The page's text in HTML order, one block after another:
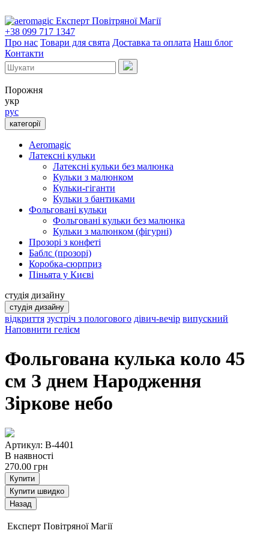
Експерт Повітряної Магії
+38 099 717 1347
Про нас Товари для свята Доставка та оплата Наш блог
Контакти
Порожня
укр
рус
категорії
Aeromagic
Латексні кульки
Латексні кульки без малюнка
Кульки з малюнком
Кульки-гіганти
Кульки з бантиками
Фольговані кульки
Фольговані кульки без малюнка
Кульки з малюнком (фігурні)
Прозорі з конфеті
Баблс (прозорі)
Коробка-сюрприз
Піньята у Києві
студія дизайну
студія дизайну
відкриття зустріч з пологового дівич-вечір випускний
Наповнити гелієм
Фольгована кулька коло 45
см З днем Народження
Зіркове небо
Артикул: B-4401
В наявності
270.00 грн
Купити
Купити швидко
Експерт Повітряної Магії